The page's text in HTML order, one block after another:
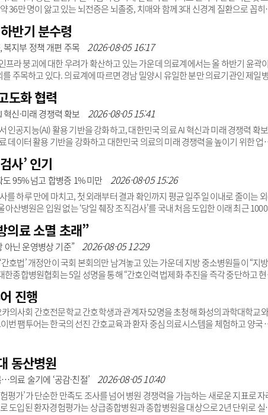
36만 명이 앓고 있는 뇌전증은 뇌졸중, 치매와 함께 3대 신경계 질환으로 꼽히
약물을 통한 발작 관리 중심의 질환으로 인식되는 경향이 짙다. 환자 스스로도
경우가 적지 않다.홍승봉 강남베드로병원 신경과 뇌전증·수면센터장은 “국내
반기 분수령
지부 정책 개편 주목 2026-08-05 16:17
라 붕괴에 대한 우려가 확산하고 있는 가운데 의료계에서는 올 하반기 윤곽이
를 주목하고 있다. 의료계에 따르면 경남 밀양시 유일한 분만 의료기관인 제일병
심각했던 것으로 파악된다.제일병원 폐업에 따라 밀양시는 지난 40여 년간 유지
시설·장비비 10억원과 매년 운영비 5억원 등 재정 지원 노력에도 결국 지역 분
도..
도화 협력
신·미래 경쟁력 확보 2026-08-05 15:41
인공지능(AI) 활용 기반을 강화하고, 대한민국 의료 AI 혁신과 미래 경쟁력 확
데이터 활용 기반을 강화하고 대한민국 의료의 미래 경쟁력을 높이기 위한 업
료 기록, 검사 결과, 의료 영상, 연구 데이터 등 병원이 보유한 방대한 의료 데이
이터는 형태와 구조가 다양해 AI가 바로 활용하기 어려운 경우가 많다. 이에 따
사’ 인기
95% 넘고 합병증 1% 미만 2026-08-05 15:26
를 하루 만에 마치고, 첫 외래부터 결과 확인까지 평균 일주일 이내로 줄이는
산병원은 입원 없는 ‘당일 췌장 조직검사’를 국내 처음 도입한 이래 최근
과하다. 대부분 수술조차 어려운 상태로 발견되기 때문에 조기 진단과 신속한
하기 위해 주로 ‘초음파 내시경 유도하 췌장 조직검사’를 시행한다. 내시경 끝
주변 장기를 관찰하고, 가..
의료 소멸 초래”
닌 운영병상 기준” 2026-08-05 12:29
호법’ 개정안이 국회 본회의만 남겨놓고 있는 가운데 지방 중소병원들이 “지
종합병원협회는 5일 성명을 통해 “간호인력 법제화 추진을 즉각 중단하고
준을 정하는 것이다. 또한 의료기관별 간호사 배치 현황을 의무적으로 공개하
력을 높이는 내용을 담고 있다.협회에 따르면 지방 중소병원은 만성적 구인난
소 운영하는 등 생..
진행
의사회 간호전문학교 간호학생과 관계자 52명을 초청해 화성의과학대학교와
번 팸투어는 한국의 선진 간호교육과 환자 중심 의료시스템을 체험하고 양국
장을 이해하고 의료서비스 운영체계를 살펴봤다.또한 외국인 전용 병동 등 주
중심 의료서비스를 확인하는 시간을 가졌다. 강승일 병원..
동산병원
료 술기에 ‘공감·친절’ 2026-08-05 10:40
평가’가 단순한 만족도 조사를 넘어 병원 경쟁력을 가늠하는 새로운 지표로 자
도입된 환자경험평가는 상급종합병원과 종합병원을 대상으로 2년 단위로 실